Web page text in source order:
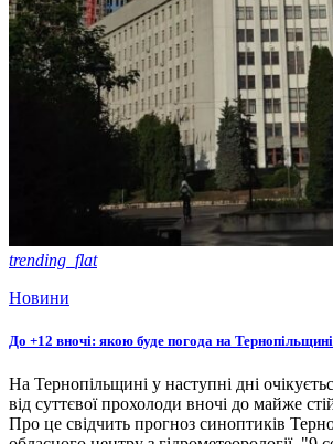
trending_flat
Новини
До +12 вночі: якою буде погода на Тернопільщині
На Тернопільщині у наступні дні
від суттєвої прохолоди вночі до майже
Про це свідчить прогноз синоптиків